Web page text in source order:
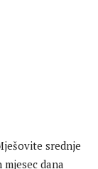
srednje
dana